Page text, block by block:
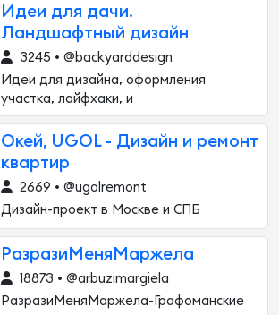
Идеи для дачи.
Ландшафтный дизайн
3245 • @backyarddesign
Идеи для дизайна, оформления
участка, лайфхаки, и
Окей, UGOL - Дизайн и ремонт
квартир
2669 • @ugolremont
Дизайн-проект в Москве и СПБ
РазразиМеняМаржела
18873 • @arbuzimargiela
РазразиМеняМаржела-Графоманские